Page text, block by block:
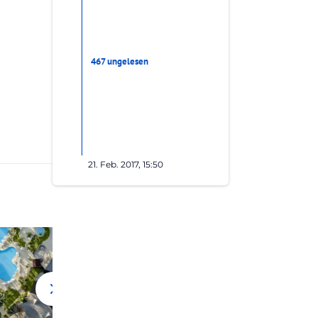
467 ungelesen
21. Feb. 2017, 15:50